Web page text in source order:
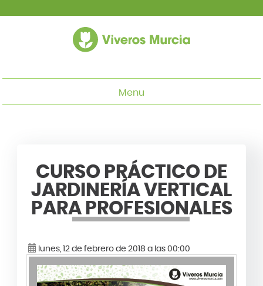
Menu
CURSO PRÁCTICO DE
JARDINERÍA VERTICAL
PARA PROFESIONALES
lunes, 12 de febrero de 2018 a las 00:00